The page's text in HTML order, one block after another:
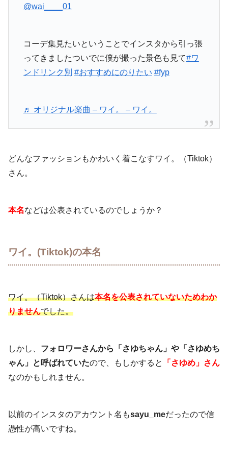
@wai____01
コーデ集見たいということでインスタから引っ張
ってきましたついでに僕が撮った景色も見て#ワ
ンドリンク別 #おすすめにのりたい #fyp
♬ オリジナル楽曲 – ワイ。 – ワイ。
どんなファッションもかわいく着こなすワイ。（Tiktok）
さん。
本名などは公表されているのでしょうか？
ワイ。(Tiktok)の本名
ワイ。（Tiktok）さんは本名を公表されていないためわか
りませんでした。
しかし、 フォロワーさんから「さゆちゃん」や「さゆめち
ゃん」と呼ばれていたので、もしかすると
「さゆめ」さん
なのかもしれません。
以前のインスタのアカウント名もsayu_meだったので信
憑性が高いですね。